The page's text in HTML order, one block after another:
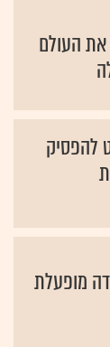
העולם
להפסיק
מופעלת